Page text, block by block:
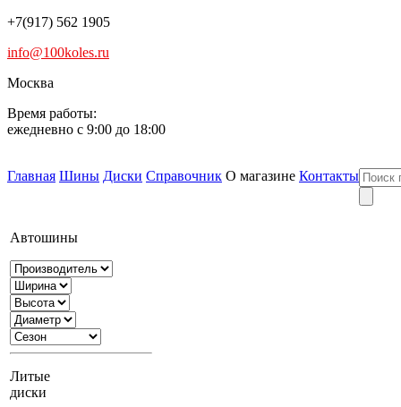
+7(917) 562 1905
info@100koles.ru
Москва
Время работы:
ежедневно с 9:00 до 18:00
Главная Шины Диски Справочник О магазине Контакты
Автошины
Литые
диски